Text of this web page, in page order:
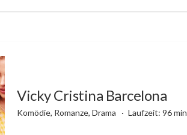
Vicky Cristina Barcelona
Komödie, Romanze, Drama Laufzeit: 96 min